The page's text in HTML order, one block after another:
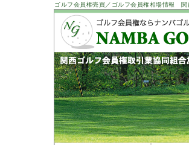
ゴルフ会員権売買／ゴルフ会員権相場情報